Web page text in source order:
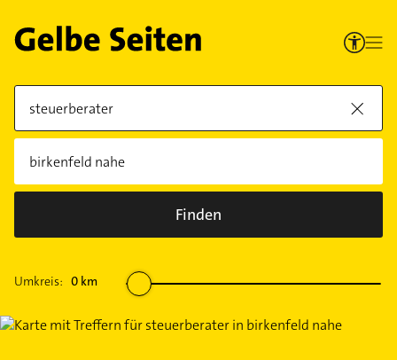
Finden
Umkreis: 0 km